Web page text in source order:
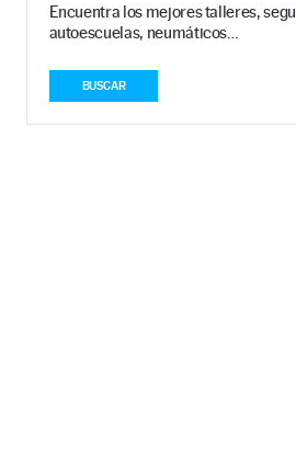
Encuentra los mejores talleres,
autoescuelas, neumáticos…
BUSCAR